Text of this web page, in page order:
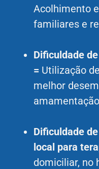
Acolhimento
familiares e
Dificuldade
= Utilização
melhor
amamentação
Dificuldade
local para
domiciliar, no